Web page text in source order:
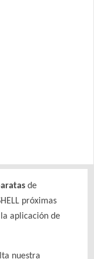
de
próximas
aplicación de
nuestra